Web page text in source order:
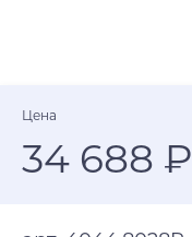
Цена
34 688 ₽